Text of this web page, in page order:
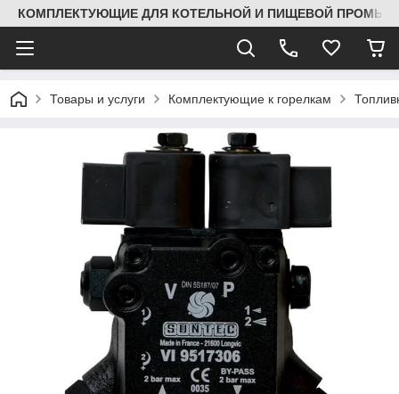
КОМПЛЕКТУЮЩИЕ ДЛЯ КОТЕЛЬНОЙ И ПИЩЕВОЙ
Товары и услуги Комплектующие к горелкам